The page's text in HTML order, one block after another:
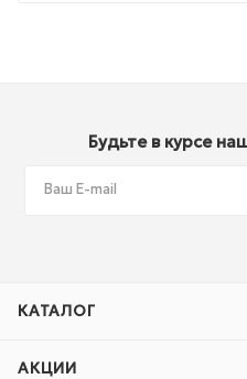
Будьте в курсе
КАТАЛОГ
АКЦИИ